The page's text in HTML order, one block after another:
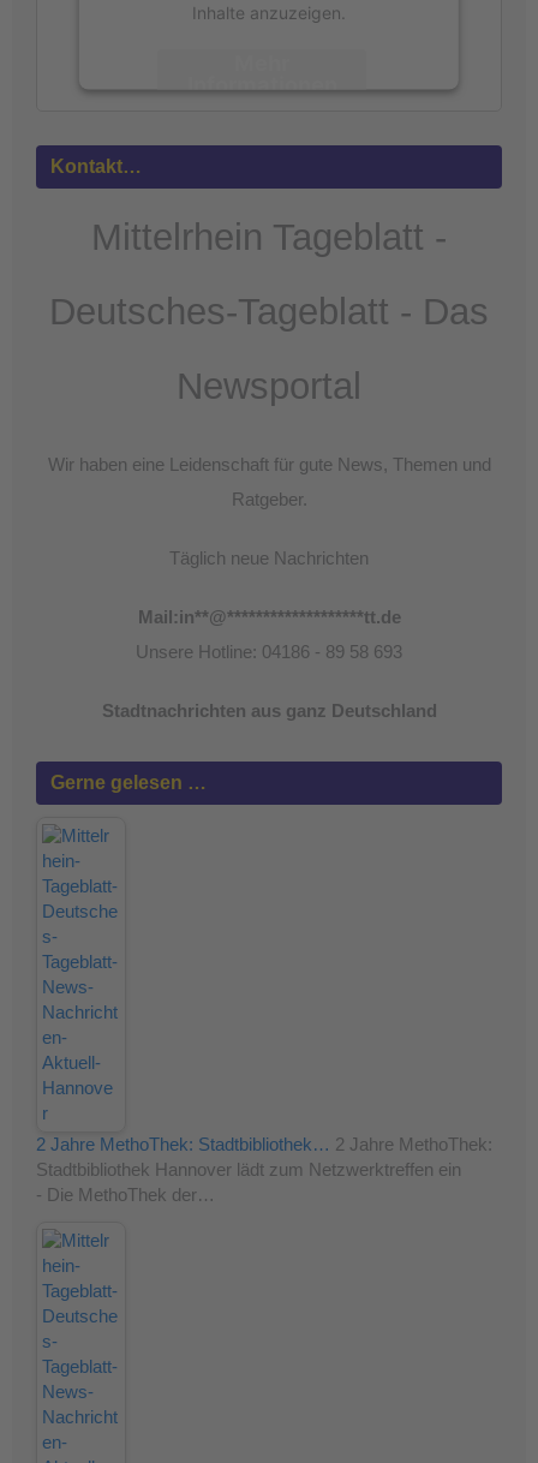
Inhalte anzuzeigen.
Informationen
powered by
Kontakt…
Mittelrhein Tageblatt -
Deutsches-Tageblatt - Das
Newsportal
Wir haben eine Leidenschaft für gute News, Themen und
Ratgeber.
Täglich neue Nachrichten
Mail:in**@*******************tt.de
Unsere Hotline: 04186 - 89 58 693
Stadtnachrichten aus ganz Deutschland
Gerne gelesen …
2 Jahre MethoThek: Stadtbibliothek… 2 Jahre MethoThek:
Stadtbibliothek Hannover lädt zum Netzwerktreffen ein
- Die MethoThek der…